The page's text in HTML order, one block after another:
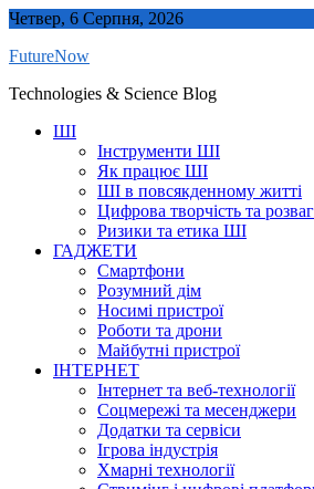
Skip
content
Четвер, 6 Серпня, 2026
FutureNow
Technologies & Science Blog
ШІ
Інструменти ШІ
Як працює ШІ
ШІ в повсякденному житті
Цифрова творчість та
Ризики та етика ШІ
ГАДЖЕТИ
Смартфони
Розумний дім
Носимі пристрої
Роботи та дрони
Майбутні пристрої
ІНТЕРНЕТ
Інтернет та веб-технології
Соцмережі та месенджери
Додатки та сервіси
Ігрова індустрія
Хмарні технології